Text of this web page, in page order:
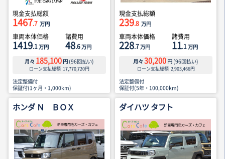
現金支払総額
1467.7 万円
車両本体価格
1419.1万円
諸費用
48.6万円
月々 185,100 円 (96回払い)
ローン支払総額 17,770,720円
法定整備付
保証付(1ヶ月・1,000km)
現金支払総額
239.8 万円
車両本体価格
228.7万円
諸費用
11.1万円
月々 30,200 円 (96回払い)
ローン支払総額 2,903,466円
法定整備付
保証付(5年・100,000km)
ホンダ Ｎ ＢＯＸ ダイハツ タフト